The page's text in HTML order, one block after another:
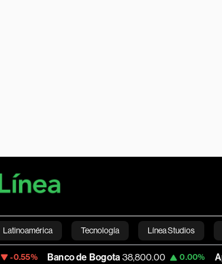
Latinoamérica Tecnología Línea Studios
Mundo Videos English
Banco de Bogota 38,800.00 0.00% Apple 309.25